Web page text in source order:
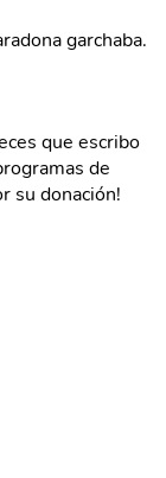
garchaba.
que escribo
de
su donación!